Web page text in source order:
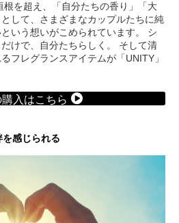
根を超え、「自分たちの香り」「大
して、さまざまなカップルたちに純
いう想いがこめられています。 シ
けで、自分たちらしく。 そして清
フレグランスアイテムが「UNITY」
入はこちら
感じられる